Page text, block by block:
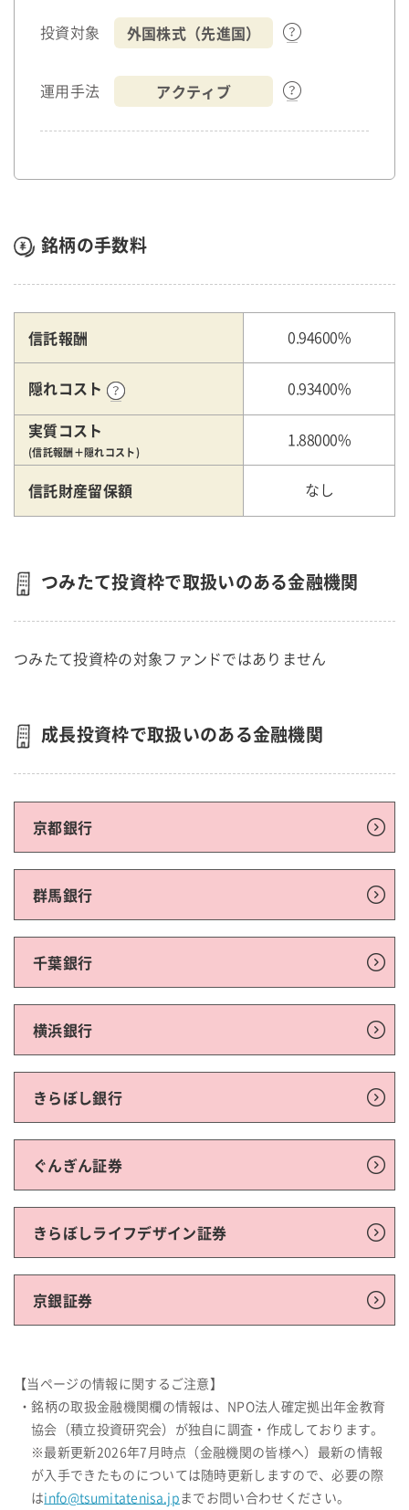
投資対象 外国株式（先進国）
運用手法 アクティブ
銘柄の手数料
信託報酬 0.94600%
隠れコスト 0.93400%
実質コスト
(信託報酬＋隠れコスト)
1.88000%
信託財産留保額 なし
つみたて投資枠で取扱いのある金融機関
つみたて投資枠の対象ファンドではありません
成長投資枠で取扱いのある金融機関
京都銀行
群馬銀行
千葉銀行
横浜銀行
きらぼし銀行
ぐんぎん証券
きらぼしライフデザイン証券
京銀証券
【当ページの情報に関するご注意】
・銘柄の取扱金融機関欄の情報は、NPO法人確定拠出年金教育
協会（積立投資研究会）が独自に調査・作成しております。
※最新更新2026年7月時点（金融機関の皆様へ）最新の情報
が入手できたものについては随時更新しますので、必要の際
はinfo@tsumitatenisa.jp までお問い合わせください。